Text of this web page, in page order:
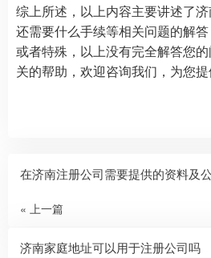
综上所述，以上内容主要讲述了
还需要什么手续等相关问题的解
或者特殊，以上没有完全解答您
关的帮助，欢迎咨询我们，为您提
在济南注册公司需要提供的资料及
« 上一篇
济南家庭地址可以用于注册公司吗